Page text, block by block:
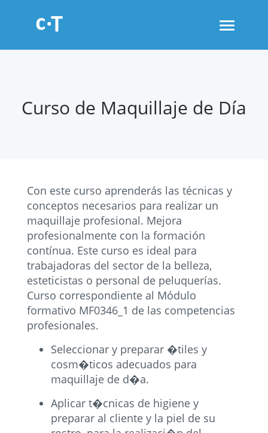
Toggle
Curso de Maquillaje de Día
Con este curso aprenderás las técnicas y
conceptos necesarios para realizar un
maquillaje profesional. Mejora
profesionalmente con la formación
contínua. Este curso es ideal para
trabajadoras del sector de la belleza,
esteticistas o personal de peluquerías.
Curso correspondiente al Módulo
formativo MF0346_1 de las competencias
profesionales.
Seleccionar y preparar �tiles y
cosm�ticos adecuados para
maquillaje de d�a.
Aplicar t�cnicas de higiene y
preparar al cliente y la piel de su